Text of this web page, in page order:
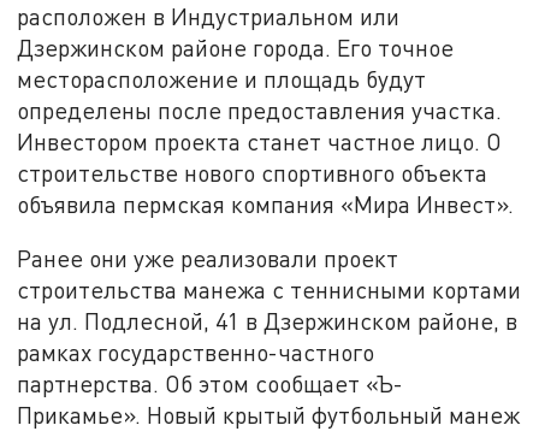
расположен в Индустриальном или
Дзержинском районе города. Его точное
месторасположение и площадь будут
определены после предоставления участка.
Инвестором проекта станет частное лицо. О
строительстве нового спортивного объекта
объявила пермская компания «Мира Инвест».
Ранее они уже реализовали проект
строительства манежа с теннисными кортами
на ул. Подлесной, 41 в Дзержинском районе, в
рамках государственно-частного
партнерства. Об этом сообщает «Ъ-
Прикамье». Новый крытый футбольный манеж